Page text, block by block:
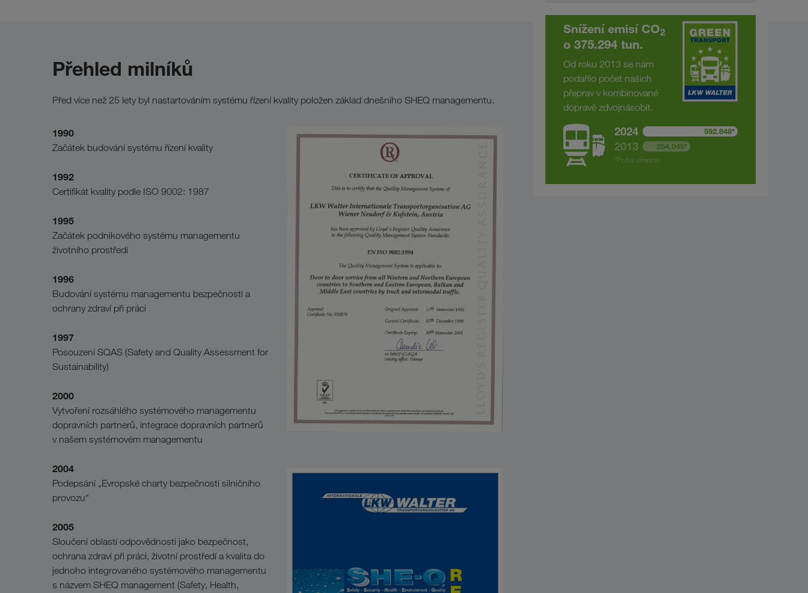
Přehled milníků
Před více než 25 lety byl nastartováním systému řízení kvality položen základ dnešního SHEQ managementu.
1990
Začátek budování systému řízení kvality
1992
Certifikát kvality podle ISO 9002: 1987
1995
Začátek podnikového systému managementu
životního prostředí
1996
Budování systému managementu bezpečnosti a
ochrany zdraví při práci
1997
Posouzení SQAS (Safety and Quality Assessment for
Sustainability)
2000
Vytvoření rozsáhlého systémového managementu
dopravních partnerů, integrace dopravních partnerů
v našem systémovém managementu
2004
Podepsání „Evropské charty bezpečnosti silničního
provozu“
2005
Sloučení oblastí odpovědnosti jako bezpečnost,
ochrana zdraví při práci, životní prostředí a kvalita do
jednoho integrovaného systémového managementu
s názvem SHEQ management (Safety, Health,
Snížení emisí CO2
o 375.294 tun.
Od roku 2013 se nám
podařilo počet našich
přeprav v kombinované
dopravě zdvojnásobit.
2024 592.848*
2013
254,045*
*Počet přeprav